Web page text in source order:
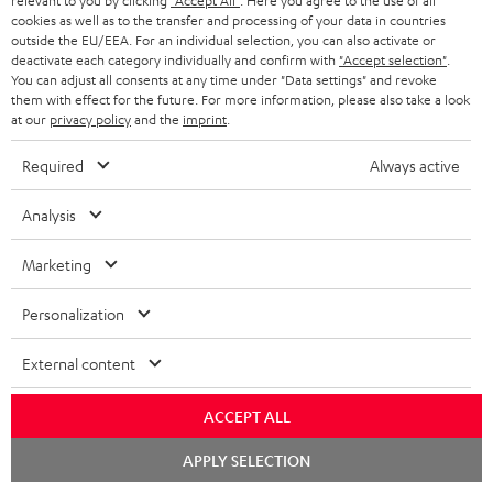
Teufel Blog
Audio-Technologien, HiFi-Trends, Tipps & Tricks
Rückgabe / Rücktritt
Store Finder
Erlebe unsere Produkte hautnah und lass dich persönlich
im Store beraten.
cookies as well as to the transfer and processing of your data in countries
outside the EU/EEA. For an individual selection, you can also activate or
deactivate each category individually and confirm with "Accept selection"
You can adjust all consents at any time under "Data settings" and revoke
them with effect for the future. For more information, please also take a look
at our privacy policyand the imprint
Required Always active
Analysis
Marketing
Personalization
External content
ACCEPT ALL
APPLY SELECTION